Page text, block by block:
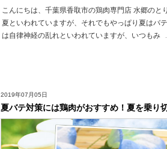
こんにちは、千葉県香取市の鶏肉専門店 水郷のと
夏といわれていますが、それでもやっぱり夏はバ
は自律神経の乱れといわれていますが、いつもみ
2019年07月05日
夏バテ対策には鶏肉がおすすめ！夏を乗り